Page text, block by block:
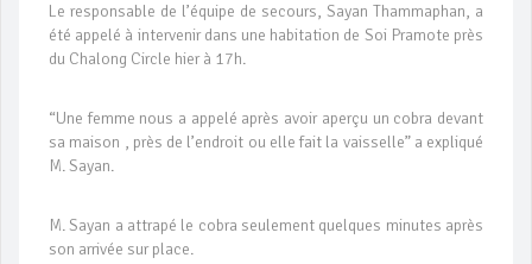
Le responsable de l’équipe de secours, Sayan Thammaphan, a
été appelé à intervenir dans une habitation de Soi Pramote près
du Chalong Circle hier à 17h.
“Une femme nous a appelé après avoir aperçu un cobra devant
sa maison , près de l’endroit ou elle fait la vaisselle” a expliqué
M. Sayan.
M. Sayan a attrapé le cobra seulement quelques minutes après
son arrivée sur place.